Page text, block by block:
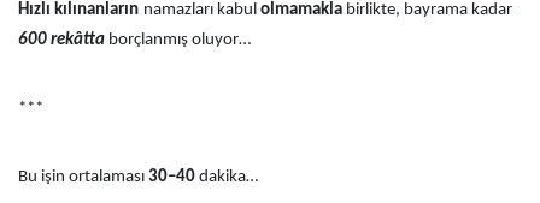
Hızlı kılınanların namazları kabul olmamakla birlikte, bayrama kadar
600 rekâtta borçlanmış oluyor…
***
Bu işin ortalaması 30–40 dakika…